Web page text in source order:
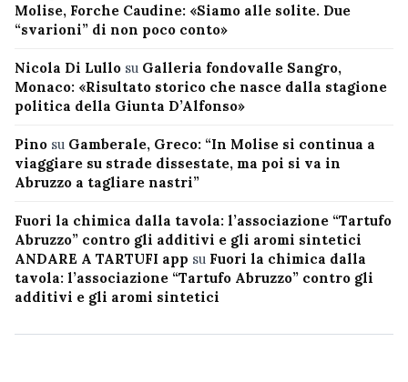
Molise, Forche Caudine: «Siamo alle solite. Due
“svarioni” di non poco conto»
Nicola Di Lullo su Galleria fondovalle Sangro,
Monaco: «Risultato storico che nasce dalla stagione
politica della Giunta D’Alfonso»
Pino su Gamberale, Greco: “In Molise si continua a
viaggiare su strade dissestate, ma poi si va in
Abruzzo a tagliare nastri”
Fuori la chimica dalla tavola: l’associazione “Tartufo
Abruzzo” contro gli additivi e gli aromi sintetici
ANDARE A TARTUFI app su Fuori la chimica dalla
tavola: l’associazione “Tartufo Abruzzo” contro gli
additivi e gli aromi sintetici